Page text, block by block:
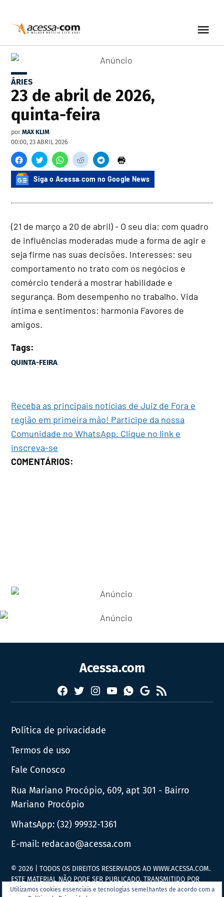
ÁRIES
23 de abril de 2026,
quinta-feira
por MAX KLIM
00:00, 23 ABRIL 2026
Siga o Acessa.com no Google News
(21 de março a 20 de abril) - O seu dia: com quadro
de influências moderadas mude a forma de agir e
seja firme nas suas decisões. Interesses: seu
comportamento no trato com os negócios e
comércio tenderá a mostrar habilidade e
segurança. Bom desempenho no trabalho. Vida
íntima e sentimentos: harmonia Favores de
amigos.
Tags:
QUINTA-FEIRA
Receba as principais notícias de Juiz de Fora e
região em primeira mão! Participe da nossa
Comunidade no WhatsApp. Clique no link e
inscreva-se
COMENTÁRIOS:
Acessa.com
Facebook
TwitterInstagram
YouTubeWhatsapp
Google
News
RSS
Política de privacidade
Termos de uso
Fale Conosco
Rua Mariano Procópio, 609, apt 301 - Bairro
Mariano Procópio
WhatsApp:(32) 99932-1361
E-mail: redacao@acessa.com
Utilizamos cookies essenciais e tecnologias semelhantes de acordo com a
© 2026 | TODOS OS DIREITOS RESERVADOS AO WWW.ACESSA.COM.
ESTE MATERIAL NÃO PODE SER PUBLICADO, TRANSMITIDO POR
BROADCAST, REESCRITO OU REDISTRIBUÍDO SEM PRÉVIA